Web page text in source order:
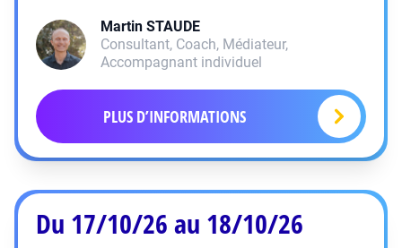
Martin STAUDE
Consultant, Coach, Médiateur,
Accompagnant individuel
PLUS D’INFORMATIONS
Du 17/10/26 au 18/10/26